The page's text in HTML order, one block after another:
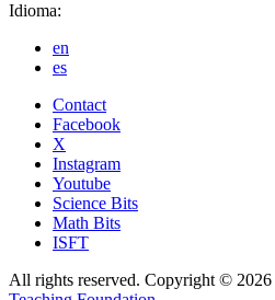
Idioma:
en
es
Contact
Facebook
X
Instagram
Youtube
Science Bits
Math Bits
ISFT
All rights reserved. Copyright © 2026